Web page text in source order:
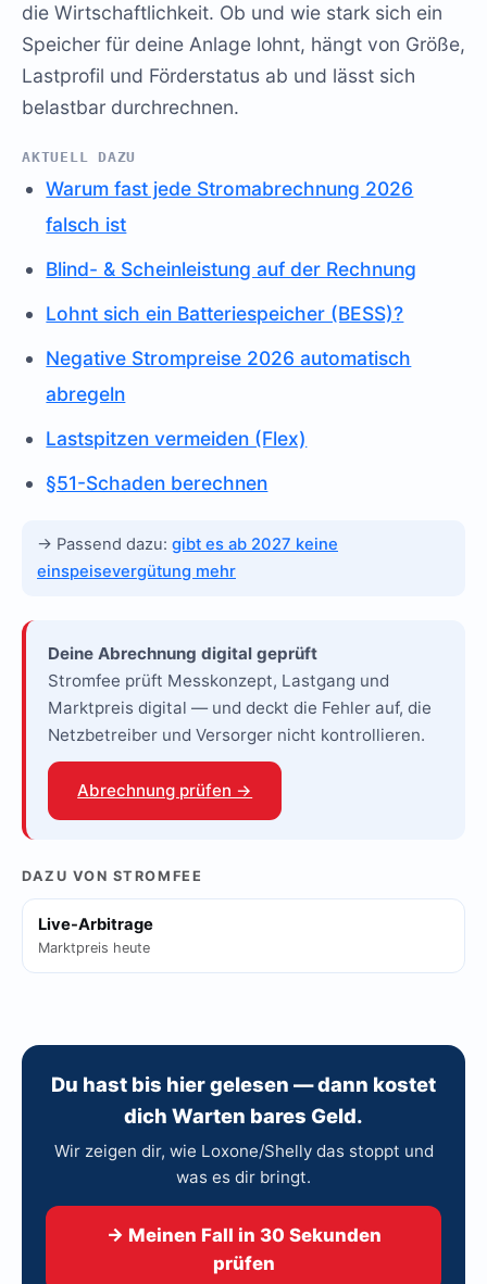
die Wirtschaftlichkeit. Ob und wie stark sich ein
Speicher für deine Anlage lohnt, hängt von Größe,
Lastprofil und Förderstatus ab und lässt sich
belastbar durchrechnen.
AKTUELL DAZU
Warum fast jede Stromabrechnung 2026
falsch ist
Blind- & Scheinleistung auf der Rechnung
Lohnt sich ein Batteriespeicher (BESS)?
Negative Strompreise 2026 automatisch
abregeln
Lastspitzen vermeiden (Flex)
§51-Schaden berechnen
→ Passend dazu: gibt es ab 2027 keine
einspeisevergütung mehr
Deine Abrechnung digital geprüft
Stromfee prüft Messkonzept, Lastgang und
Marktpreis digital — und deckt die Fehler auf, die
Netzbetreiber und Versorger nicht kontrollieren.
Abrechnung prüfen →
DAZU VON STROMFEE
Live-Arbitrage
Marktpreis heute
Du hast bis hier gelesen — dann kostet
dich Warten bares Geld.
Wir zeigen dir, wie Loxone/Shelly das stoppt und
was es dir bringt.
→ Meinen Fall in 30 Sekunden
prüfen